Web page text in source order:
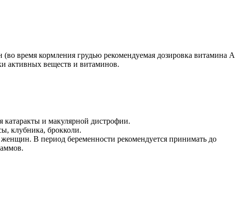
время кормления грудью рекомендуемая дозировка витамина А
активных веществ и витаминов.
и макулярной дистрофии.
клубника, брокколи.
В период беременности рекомендуется принимать до